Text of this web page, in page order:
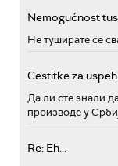
Nemogućnost
Не туширате се
Cestitke za uspeh
Да ли сте знали
производе у
Re: Eh...